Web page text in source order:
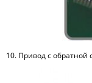
10. Привод с обратной